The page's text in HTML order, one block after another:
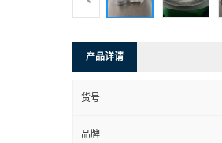
产品详请
货号
品牌